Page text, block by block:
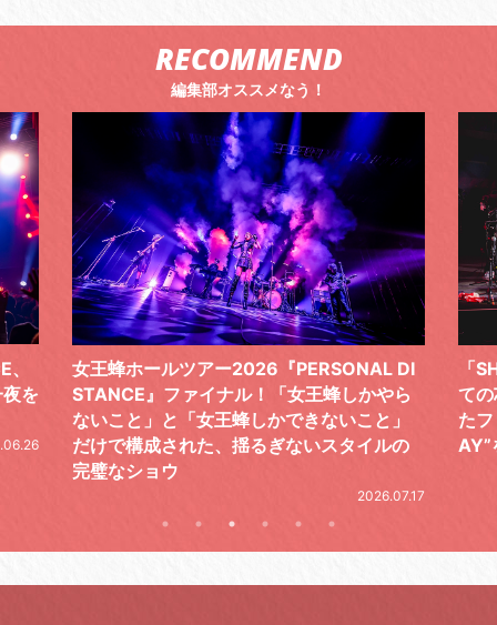
RECOMMEND
編集部オススメなう！
ら
の
「SHISHAMOでした!!!」ロックバンドとし
ての芯を貫き通し、笑顔と感謝で泳ぎ切っ
たファイナルライブ、DAY2“GOODBYE D
AY”をレポート
気
レ